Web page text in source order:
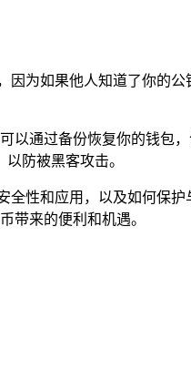
为如果他人知道了你的公
以通过备份恢复你的钱包
防被黑客攻击。
全性和应用，以及如何保
带来的便利和机遇。